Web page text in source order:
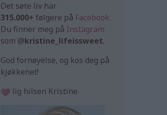
Det søte liv har
315.000+ følgere på Facebook.
Du finner meg på Instagram
som @kristine_lifeissweet.
God fornøyelse, og kos deg på
kjøkkenet!
lig hilsen Kristine